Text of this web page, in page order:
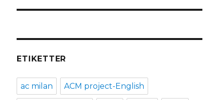
ETIKETTER
ac milan ACM project-English